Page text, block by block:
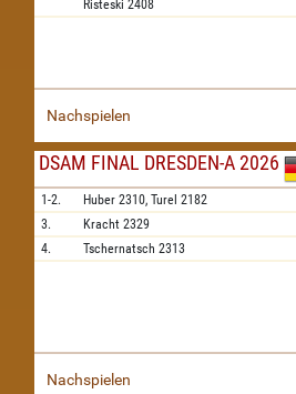
Risteski 2408
Nachspielen
DSAM FINAL DRESDEN-A 2026
1-2. Huber 2310, Turel 2182
3.
Kracht 2329
4.
Tschernatsch 2313
Nachspielen